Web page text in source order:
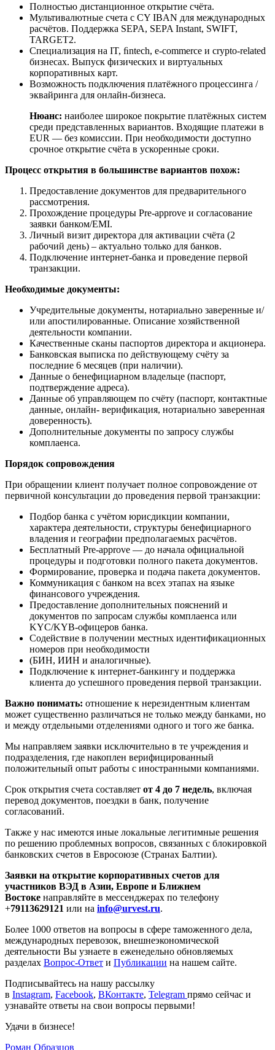
Полностью дистанционное открытие счёта.
Мультивалютные счета с CY IBAN для международных
расчётов. Поддержка SEPA, SEPA Instant, SWIFT,
TARGET2.
Специализация на IT, ﬁntech, e-commerce и crypto-related
бизнесах. Выпуск физических и виртуальных
корпоративных карт.
Возможность подключения платёжного процессинга /
эквайринга для онлайн-бизнеса.
Нюанс: наиболее широкое покрытие платёжных систем
среди представленных вариантов. Входящие платежи в
EUR — без комиссии. При необходимости доступно
срочное открытие счёта в ускоренные сроки.
Процесс открытия в большинстве вариантов похож:
Предоставление документов для предварительного
рассмотрения.
Прохождение процедуры Pre-approve и согласование
заявки банком/EMI.
Личный визит директора для активации счёта (2
рабочий день) – актуально только для банков.
Подключение интернет-банка и проведение первой
транзакции.
Необходимые документы:
Учредительные документы, нотариально заверенные и/
или апостилированные. Описание хозяйственной
деятельности компании.
Качественные сканы паспортов директора и акционера.
Банковская выписка по действующему счёту за
последние 6 месяцев (при наличии).
Данные о бенефициарном владельце (паспорт,
подтверждение адреса).
Данные об управляющем по счёту (паспорт, контактные
данные, онлайн- верификация, нотариально заверенная
доверенность).
Дополнительные документы по запросу службы
комплаенса.
Порядок сопровождения
При обращении клиент получает полное сопровождение от
первичной консультации до проведения первой транзакции:
Подбор банка с учётом юрисдикции компании,
характера деятельности, структуры бенефициарного
владения и географии предполагаемых расчётов.
Бесплатный Pre-approve — до начала официальной
процедуры и подготовки полного пакета документов.
Формирование, проверка и подача пакета документов.
Коммуникация с банком на всех этапах на языке
финансового учреждения.
Предоставление дополнительных пояснений и
документов по запросам службы комплаенса или
KYC/KYB-офицеров банка.
Содействие в получении местных идентификационных
номеров при необходимости
(БИН, ИИН и аналогичные).
Подключение к интернет-банкингу и поддержка
клиента до успешного проведения первой транзакции.
Важно понимать: отношение к нерезидентным клиентам
может существенно различаться не только между банками, но
и между отдельными отделениями одного и того же банка.
Мы направляем заявки исключительно в те учреждения и
подразделения, где накоплен верифицированный
положительный опыт работы с иностранными компаниями.
Срок открытия счета составляет от 4 до 7 недель, включая
перевод документов, поездки в банк, получение
согласований.
Также у нас имеются иные локальные легитимные решения
по решению проблемных вопросов, связанных с блокировкой
банковских счетов в Евросоюзе (Странах Балтии).
Заявки на открытие корпоративных счетов для
участников ВЭД в Азии, Европе и Ближнем
Востоке направляйте в мессенджерах по телефону
+79113629121 или на info@urvest.ru.
Более 1000 ответов на вопросы в сфере таможенного дела,
международных перевозок, внешнеэкономической
деятельности Вы узнаете в еженедельно обновляемых
разделах Вопрос-Ответ и Публикации на нашем сайте.
Подписывайтесь на нашу рассылку
в Instagram, Facebook, ВКонтакте, Telegram прямо сейчас и
узнавайте ответы на свои вопросы первыми!
Удачи в бизнесе!
Роман Образцов